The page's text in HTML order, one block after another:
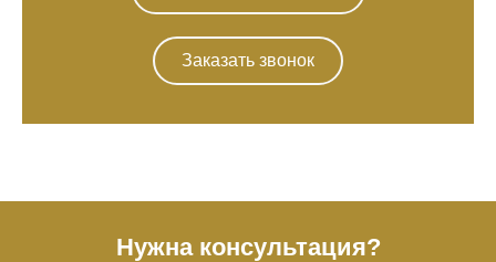
Заказать звонок
Нужна консультация?